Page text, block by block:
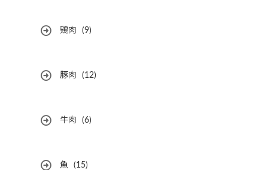
鶏肉 (9)
豚肉 (12)
牛肉 (6)
魚 (15)